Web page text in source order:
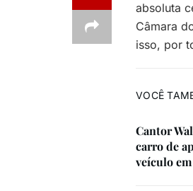
absoluta
Câmara
isso, por
VOCÊ
Cantor
carro de
veículo